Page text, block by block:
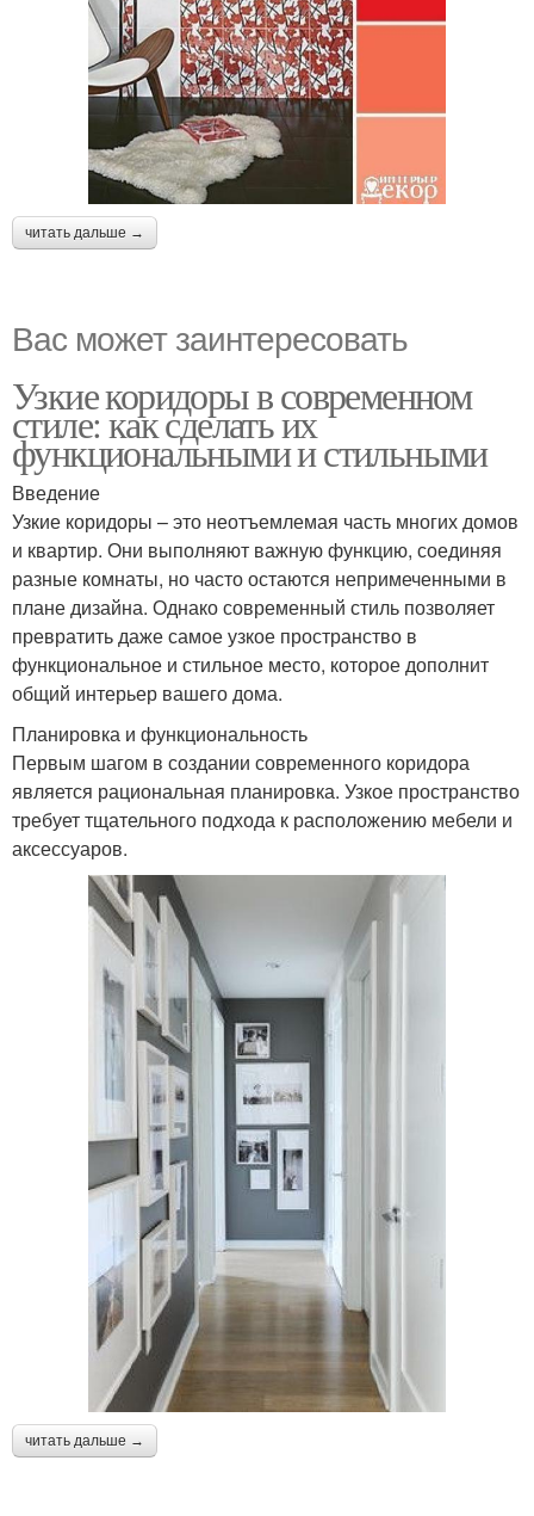
читать дальше →
Вас может заинтересовать
Узкие коридоры в современном
стиле: как сделать их
функциональными и стильными
Введение
Узкие коридоры – это неотъемлемая часть многих домов
и квартир. Они выполняют важную функцию, соединяя
разные комнаты, но часто остаются непримеченными в
плане дизайна. Однако современный стиль позволяет
превратить даже самое узкое пространство в
функциональное и стильное место, которое дополнит
общий интерьер вашего дома.
Планировка и функциональность
Первым шагом в создании современного коридора
является рациональная планировка. Узкое пространство
требует тщательного подхода к расположению мебели и
аксессуаров.
читать дальше →